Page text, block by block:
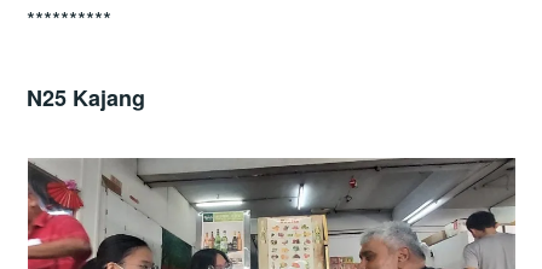
**********
N25 Kajang